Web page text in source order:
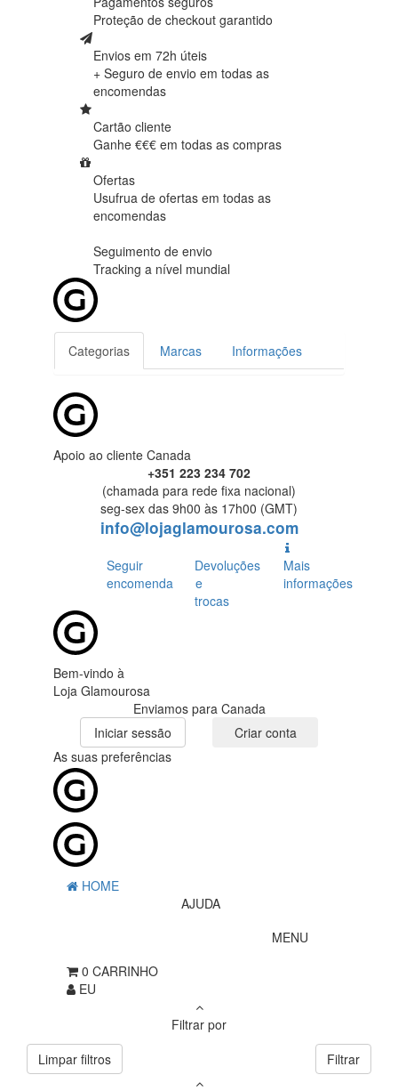
Proteção de checkout garantido
Envios em 72h úteis
+ Seguro de envio em todas as
encomendas
Cartão cliente
Ganhe €€€ em todas as compras
Ofertas
Usufrua de ofertas em todas as
encomendas
Seguimento de envio
Tracking a nível mundial
Categorias Marcas Informações
Apoio ao cliente Canada
+351 223 234 702
(chamada para rede fixa nacional)
seg-sex das 9h00 às 17h00 (GMT)
info@lojaglamourosa.com
Seguir
encomenda
Devoluções
e
trocas
Mais
informações
Bem-vindo à
Loja Glamourosa
Enviamos para Canada
Iniciar sessão
Criar conta
As suas preferências
HOME
AJUDA
MENU
0 CARRINHO
EU
Filtrar por
Limpar filtros
Filtrar